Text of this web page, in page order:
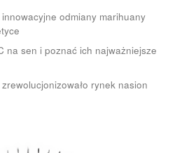
odmiany marihuany
na sen i poznać ich najważniejsze
rynek nasion